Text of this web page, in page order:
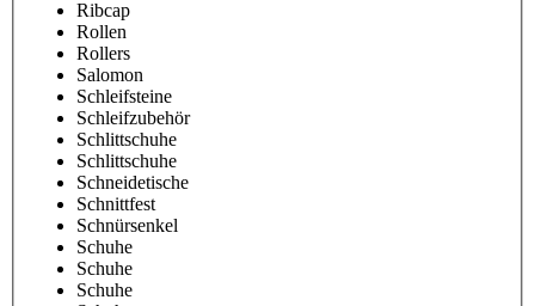
Ribcap
Rollen
Rollers
Salomon
Schleifsteine
Schleifzubehör
Schlittschuhe
Schlittschuhe
Schneidetische
Schnittfest
Schnürsenkel
Schuhe
Schuhe
Schuhe